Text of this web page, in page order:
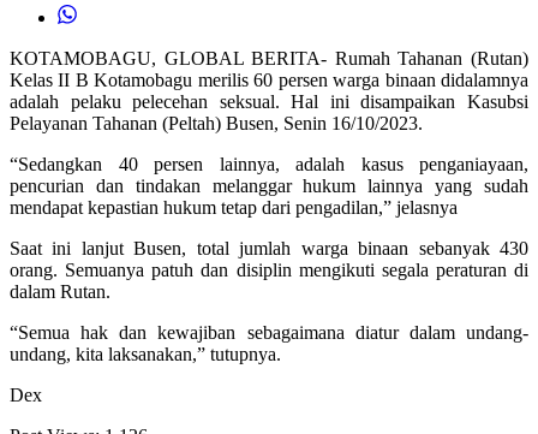
KOTAMOBAGU, GLOBAL BERITA- Rumah Tahanan (Rutan)
Kelas II B Kotamobagu merilis 60 persen warga binaan didalamnya
adalah pelaku pelecehan seksual. Hal ini disampaikan Kasubsi
Pelayanan Tahanan (Peltah) Busen, Senin 16/10/2023.
“Sedangkan 40 persen lainnya, adalah kasus penganiayaan,
pencurian dan tindakan melanggar hukum lainnya yang sudah
mendapat kepastian hukum tetap dari pengadilan,” jelasnya
Saat ini lanjut Busen, total jumlah warga binaan sebanyak 430
orang. Semuanya patuh dan disiplin mengikuti segala peraturan di
dalam Rutan.
“Semua hak dan kewajiban sebagaimana diatur dalam undang-
undang, kita laksanakan,” tutupnya.
Dex